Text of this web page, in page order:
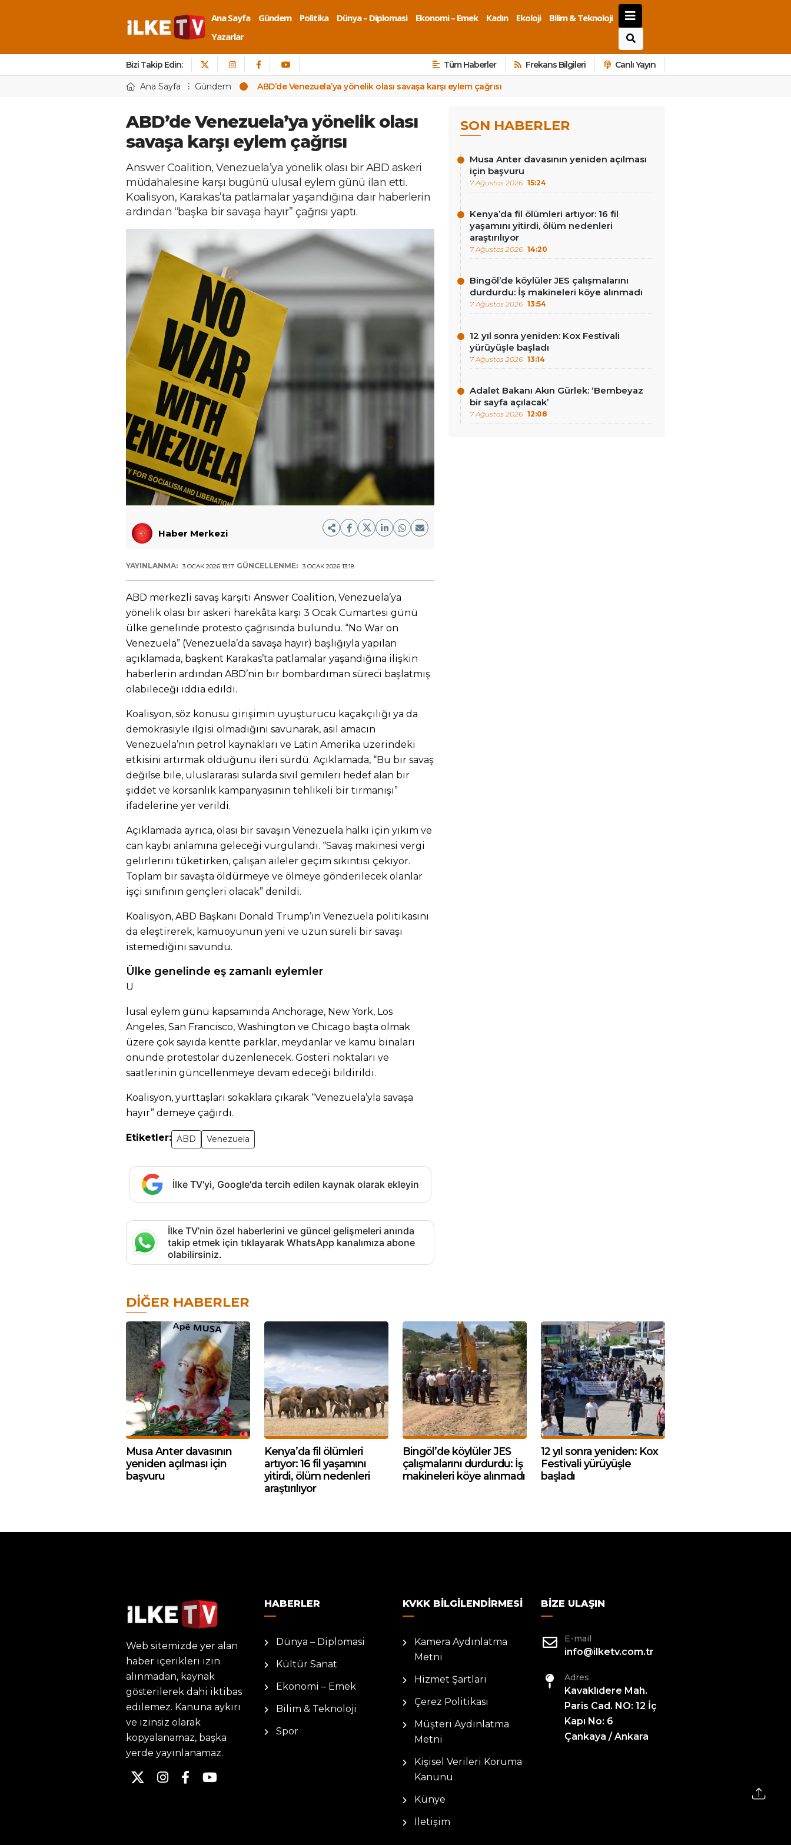
Ana Sayfa Gündem Politika Dünya – Diplomasi Ekonomi – Emek Kadın Ekoloji
Bilim & Teknoloji
Yazarlar
Bizi Takip Edin: Tüm Haberler Frekans Bilgileri Canlı Yayın
Ana Sayfa Gündem ABD’de Venezuela’ya yönelik olası savaşa karşı eylem çağrısı
ABD’de Venezuela’ya yönelik olası
savaşa karşı eylem çağrısı
Answer Coalition, Venezuela’ya yönelik olası bir ABD askeri
müdahalesine karşı bugünü ulusal eylem günü ilan etti.
Koalisyon, Karakas’ta patlamalar yaşandığına dair haberlerin
ardından “başka bir savaşa hayır” çağrısı yaptı.
Haber Merkezi
YAYINLANMA: 3 OCAK 2026 13:17 GÜNCELLENME: 3 OCAK 2026 13:18
ABD merkezli savaş karşıtı Answer Coalition, Venezuela’ya
yönelik olası bir askeri harekâta karşı 3 Ocak Cumartesi günü
ülke genelinde protesto çağrısında bulundu. “No War on
Venezuela” (Venezuela’da savaşa hayır) başlığıyla yapılan
açıklamada, başkent Karakas’ta patlamalar yaşandığına ilişkin
haberlerin ardından ABD’nin bir bombardıman süreci başlatmış
olabileceği iddia edildi.
Koalisyon, söz konusu girişimin uyuşturucu kaçakçılığı ya da
demokrasiyle ilgisi olmadığını savunarak, asıl amacın
Venezuela’nın petrol kaynakları ve Latin Amerika üzerindeki
etkisini artırmak olduğunu ileri sürdü. Açıklamada, “Bu bir savaş
değilse bile, uluslararası sularda sivil gemileri hedef alan bir
şiddet ve korsanlık kampanyasının tehlikeli bir tırmanışı”
ifadelerine yer verildi.
Açıklamada ayrıca, olası bir savaşın Venezuela halkı için yıkım ve
can kaybı anlamına geleceği vurgulandı. “Savaş makinesi vergi
gelirlerini tüketirken, çalışan aileler geçim sıkıntısı çekiyor.
Toplam bir savaşta öldürmeye ve ölmeye gönderilecek olanlar
işçi sınıfının gençleri olacak” denildi.
Koalisyon, ABD Başkanı Donald Trump’ın Venezuela politikasını
da eleştirerek, kamuoyunun yeni ve uzun süreli bir savaşı
istemediğini savundu.
Ülke genelinde eş zamanlı eylemler
U
lusal eylem günü kapsamında Anchorage, New York, Los
Angeles, San Francisco, Washington ve Chicago başta olmak
üzere çok sayıda kentte parklar, meydanlar ve kamu binaları
önünde protestolar düzenlenecek. Gösteri noktaları ve
saatlerinin güncellenmeye devam edeceği bildirildi.
Koalisyon, yurttaşları sokaklara çıkarak “Venezuela’yla savaşa
hayır” demeye çağırdı.
Etiketler: ABD Venezuela
İlke TV'yi, Google'da tercih edilen kaynak olarak ekleyin
İlke TV’nin özel haberlerini ve güncel gelişmeleri anında
takip etmek için tıklayarak WhatsApp kanalımıza abone
olabilirsiniz.
SON HABERLER
Musa Anter davasının yeniden açılması
için başvuru
7 Ağustos 2026 15:24
Kenya’da fil ölümleri artıyor: 16 fil
yaşamını yitirdi, ölüm nedenleri
araştırılıyor
7 Ağustos 2026 14:20
Bingöl’de köylüler JES çalışmalarını
durdurdu: İş makineleri köye alınmadı
7 Ağustos 2026 13:54
12 yıl sonra yeniden: Kox Festivali
yürüyüşle başladı
7 Ağustos 2026 13:14
Adalet Bakanı Akın Gürlek: ‘Bembeyaz
bir sayfa açılacak’
7 Ağustos 2026 12:08
DIĞER HABERLER
Musa Anter davasının
yeniden açılması için
başvuru
Kenya’da fil ölümleri
artıyor: 16 fil yaşamını
yitirdi, ölüm nedenleri
araştırılıyor
Bingöl’de köylüler JES
çalışmalarını durdurdu: İş
makineleri köye alınmadı
12 yıl sonra yeniden: Kox
Festivali yürüyüşle
başladı
Web sitemizde yer alan
haber içerikleri izin
alınmadan, kaynak
gösterilerek dahi iktibas
edilemez. Kanuna aykırı
ve izinsiz olarak
kopyalanamaz, başka
yerde yayınlanamaz.
HABERLER
Dünya – Diplomasi
Kültür Sanat
Ekonomi – Emek
Bilim & Teknoloji
Spor
KVKK BILGILENDIRMESI
Kamera Aydınlatma
Metni
Hizmet Şartları
Çerez Politikası
Müşteri Aydınlatma
Metni
Kişisel Verileri Koruma
Kanunu
Künye
İletişim
BIZE ULAŞIN
E-mail
info@ilketv.com.tr
Adres
Kavaklıdere Mah.
Paris Cad. NO: 12 İç
Kapı No: 6
Çankaya / Ankara